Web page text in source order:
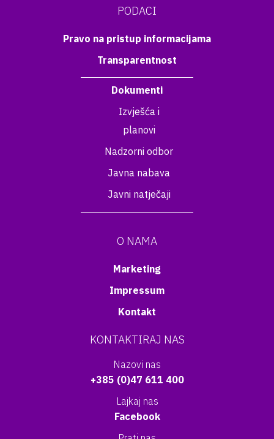
PODACI
Pravo na pristup informacijama
Transparentnost
Dokumenti
Izvješća i
planovi
Nadzorni odbor
Javna nabava
Javni natječaji
O NAMA
Marketing
Impressum
Kontakt
KONTAKTIRAJ NAS
Nazovi nas
+385 (0)47 611 400
Lajkaj nas
Facebook